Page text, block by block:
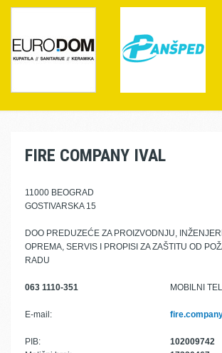
FIRE COMPANY IVAL
11000 BEOGRAD
GOSTIVARSKA 15
DOO PREDUZEĆE ZA PROIZVODNJU,
OPREMA, SERVIS I PROPISI ZA ZAŠTITU OD
RADU
063 1110-351 MOBILNI
E-mail:
PIB:
102009742